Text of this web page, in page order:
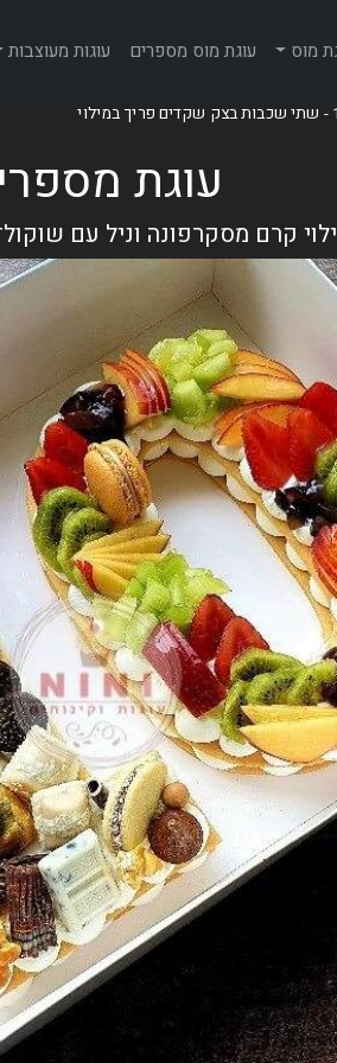
מוס עוגת מוס מספרים עוגות מעוצבות
עוגת מספרים
קרם מסקרפונה וניל עם